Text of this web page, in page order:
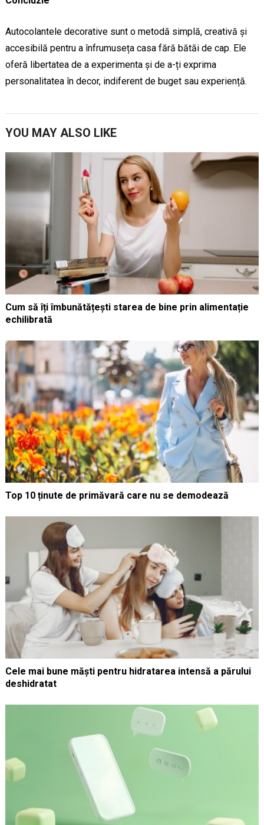
Autocolantele decorative sunt o metodă simplă, creativă și
accesibilă pentru a înfrumuseța casa fără bătăi de cap. Ele
oferă libertatea de a experimenta și de a-ți exprima
personalitatea în decor, indiferent de buget sau experiență.
YOU MAY ALSO LIKE
Cum să îți îmbunătățești starea de bine prin alimentație
echilibrată
Top 10 ținute de primăvară care nu se demodează
Cele mai bune măști pentru hidratarea intensă a părului
deshidratat